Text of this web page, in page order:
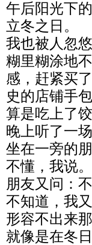
午后阳光下
立冬之日。
我也被人忽
糊里糊涂地
感，赶紧买
史的店铺手
算是吃上了饺
晚上听了一
坐在一旁的
不懂，我说
朋友又问：
不知道，我又
形容不出来
就像是在冬